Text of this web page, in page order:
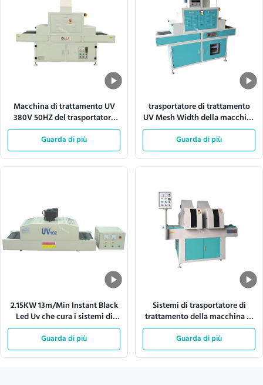
Macchina di trattamento UV
380V 50HZ del trasportatore
della luce di dissipazione di
calore ISO9001
Guarda di più
trasportatore di trattamento
UV Mesh Width della macchina
360mm di 60m/Min Automatic
Led
Guarda di più
2.15KW 13m/Min Instant Black
Led Uv che cura i sistemi di
trasportatore
Guarda di più
Sistemi di trasportatore di
trattamento della macchina di
luce UV delle lampade di 25KW
W1320mm due
Guarda di più